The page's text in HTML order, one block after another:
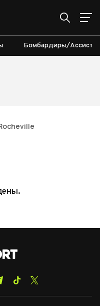
Бомбардиры/Ассисты